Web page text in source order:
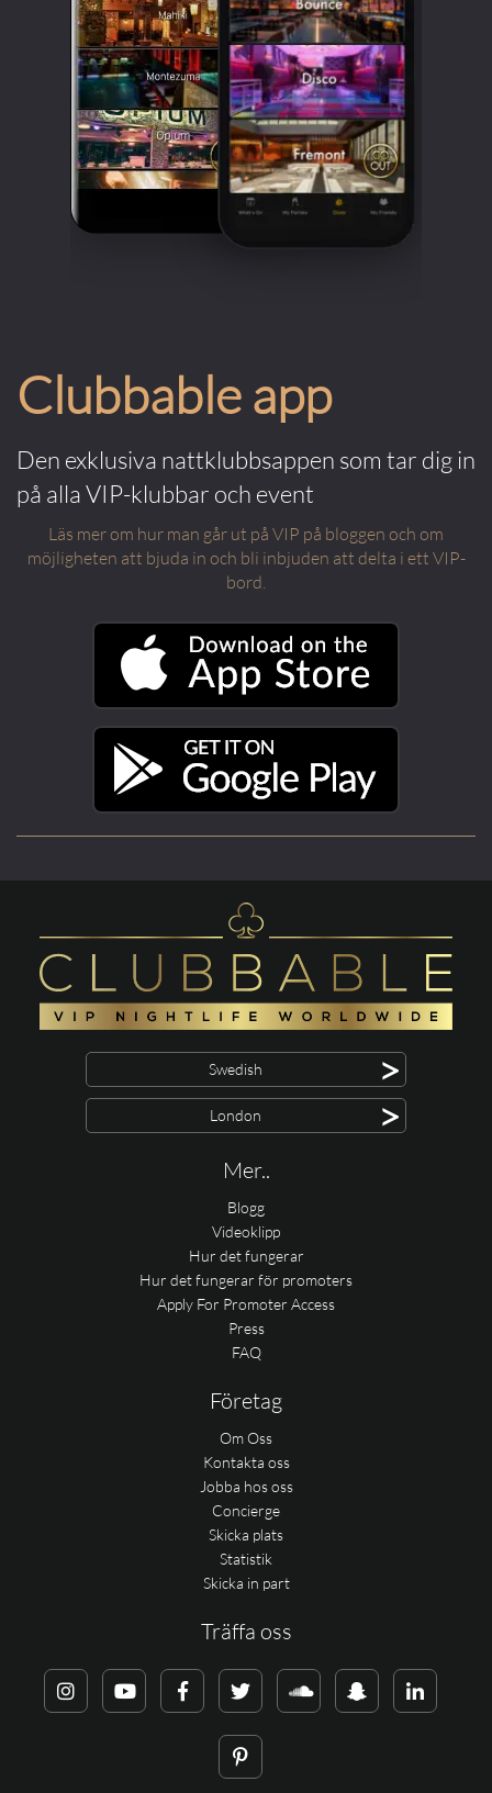
Clubbable app
Den exklusiva nattklubbsappen som tar dig in
på alla VIP-klubbar och event
Läs mer om hur man går ut på VIP på bloggen och om
möjligheten att bjuda in och bli inbjuden att delta i ett VIP-
bord.
Swedish >
London >
Mer..
Blogg
Videoklipp
Hur det fungerar
Hur det fungerar för promoters
Apply For Promoter Access
Press
FAQ
Företag
Om Oss
Kontakta oss
Jobba hos oss
Concierge
Skicka plats
Statistik
Skicka in part
Träffa oss